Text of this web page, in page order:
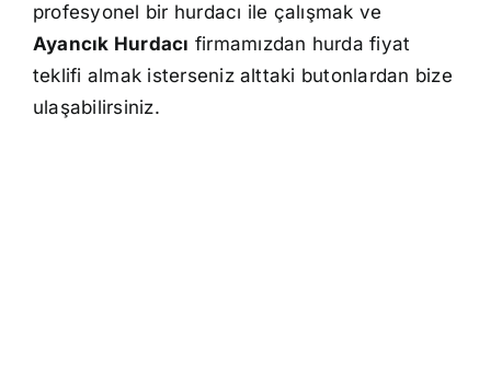
profesyonel bir hurdacı ile çalışmak ve
Ayancık Hurdacı firmamızdan hurda fiyat
teklifi almak isterseniz alttaki butonlardan bize
ulaşabilirsiniz.